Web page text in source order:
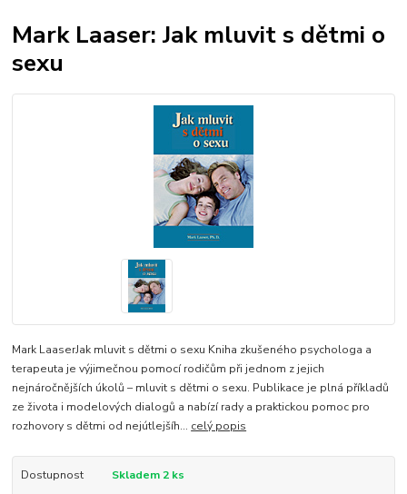
Mark Laaser: Jak mluvit s dětmi o
sexu
Mark LaaserJak mluvit s dětmi o sexu Kniha zkušeného psychologa a
terapeuta je výjimečnou pomocí rodičům při jednom z jejich
nejnáročnějších úkolů – mluvit s dětmi o sexu. Publikace je plná příkladů
ze života i modelových dialogů a nabízí rady a praktickou pomoc pro
rozhovory s dětmi od nejútlejšíh... celý popis
Dostupnost Skladem 2 ks